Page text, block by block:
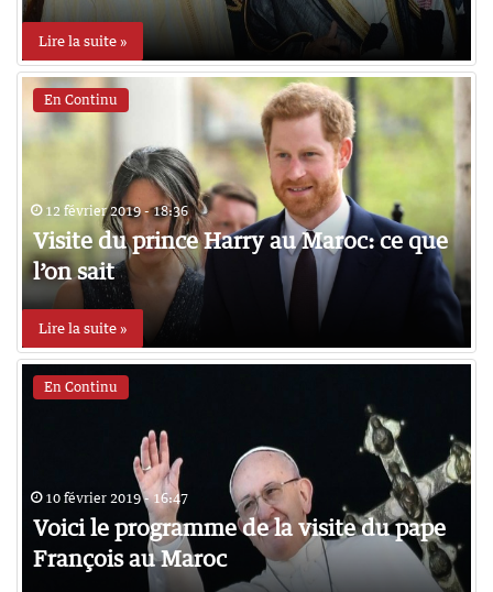
Lire la suite »
En Continu
12 février 2019 - 18:36
Visite du prince Harry au Maroc: ce que
l’on sait
Lire la suite »
En Continu
10 février 2019 - 16:47
Voici le programme de la visite du pape
François au Maroc